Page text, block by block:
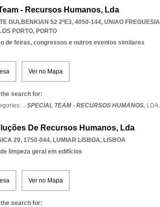
- Recursos Humanos, Lda
GULBENKIAN 52 2ºE3, 4050-144, UNIAO
PORTO, PORTO
de feiras, congressos e outros eventos similares
Ver no Mapa
search for:
...SPECIAL TEAM - RECURSOS HUMANOS, LDA
De Recursos Humanos, Lda
29, 1750-044, LUMIAR LISBOA, LISBOA
limpeza geral em edifícios
Ver no Mapa
search for: